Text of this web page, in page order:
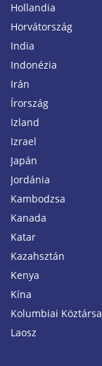
Hollandia
Horvátország
India
Indonézia
Irán
Írország
Izland
Izrael
Japán
Jordánia
Kambodzsa
Kanada
Katar
Kazahsztán
Kenya
Kína
Kolumbiai
Laosz